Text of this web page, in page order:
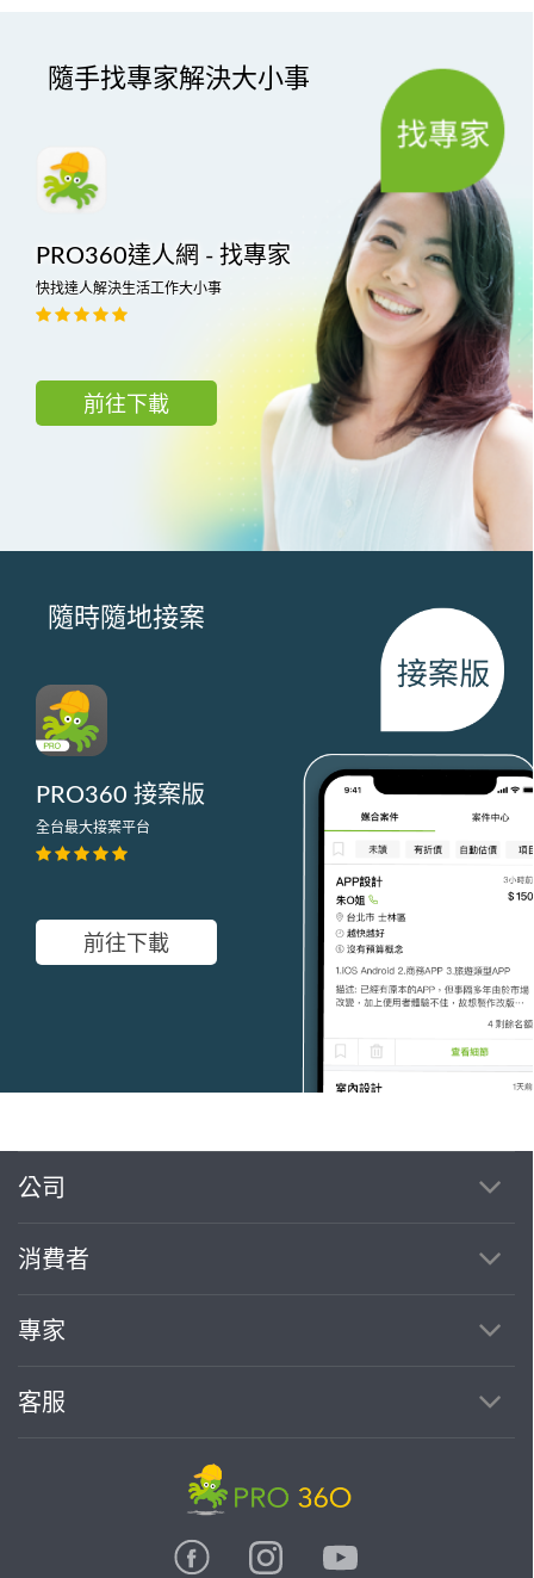
隨手找專家解決大小事
PRO360達人網 - 找專家
快找達人解決生活工作大小事
前往下載
隨時隨地接案
PRO360 接案版
全台最大接案平台
前往下載
公司
消費者
專家
客服
繼續完成